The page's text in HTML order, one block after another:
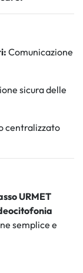
Comunicazione
sicura delle
centralizzato
URMET
semplice e